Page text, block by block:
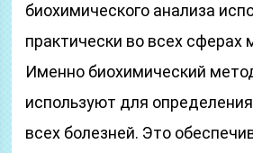
биохимического анализа
практически во всех сферах
Именно биохимический
используют для
всех болезней. Это